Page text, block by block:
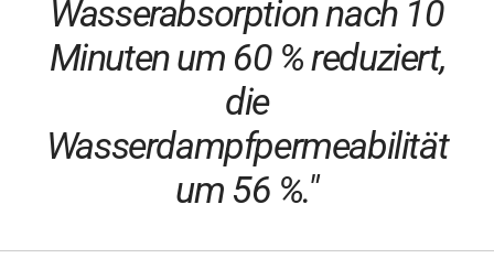
Wasserabsorption nach 10
Minuten um 60 % reduziert,
die
Wasserdampfpermeabilität
um 56 %."